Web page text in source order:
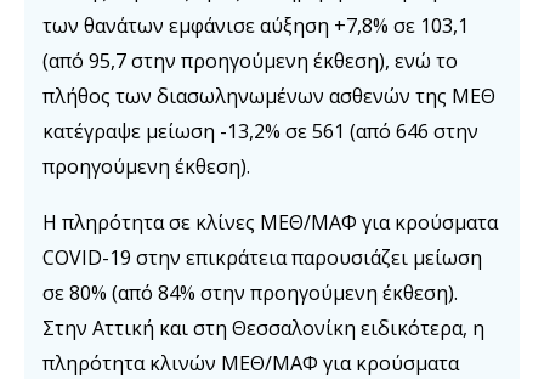
των θανάτων εμφάνισε αύξηση +7,8% σε 103,1
(από 95,7 στην προηγούμενη έκθεση), ενώ το
πλήθος των διασωληνωμένων ασθενών της ΜΕΘ
κατέγραψε μείωση -13,2% σε 561 (από 646 στην
προηγούμενη έκθεση).
Η πληρότητα σε κλίνες ΜΕΘ/ΜΑΦ για κρούσματα
COVID-19 στην επικράτεια παρουσιάζει μείωση
σε 80% (από 84% στην προηγούμενη έκθεση).
Στην Αττική και στη Θεσσαλονίκη ειδικότερα, η
πληρότητα κλινών ΜΕΘ/ΜΑΦ για κρούσματα